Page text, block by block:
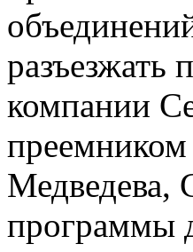
разъезжать
компании
Медведева,
программы